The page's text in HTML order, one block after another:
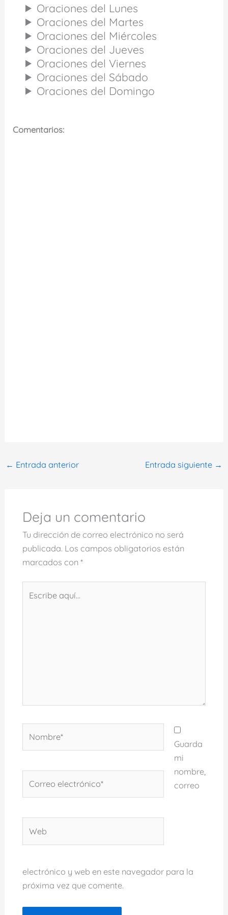
Oraciones del Lunes
Oraciones del Martes
Oraciones del Miércoles
Oraciones del Jueves
Oraciones del Viernes
Oraciones del Sábado
Oraciones del Domingo
Comentarios:
← Entrada anterior Entrada siguiente →
Deja un comentario
Tu dirección de correo electrónico no será
publicada. Los campos obligatorios están
marcados con *
aquí...
electrónico*
Guarda
mi
nombre,
correo
electrónico y web en este navegador para la
próxima vez que comente.